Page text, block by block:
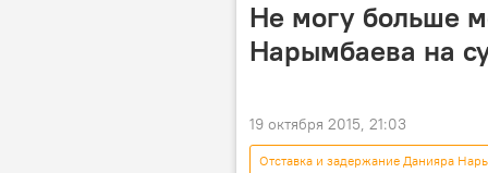
Не могу больше
Нарымбаева на
19 октября 2015, 21:03
Отставка и задержание Данияра